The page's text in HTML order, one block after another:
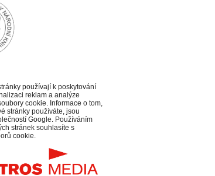
používají k poskytování
reklam a analýze
cookie. Informace o tom,
stránky používáte, jsou
Google. Používáním
stránek souhlasíte s
cookie.